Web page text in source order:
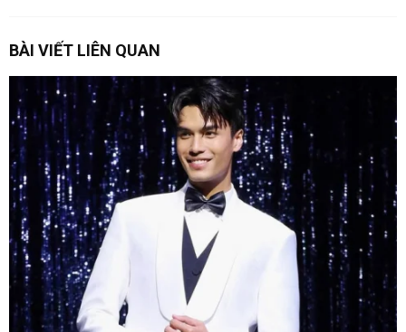
BÀI VIẾT LIÊN QUAN